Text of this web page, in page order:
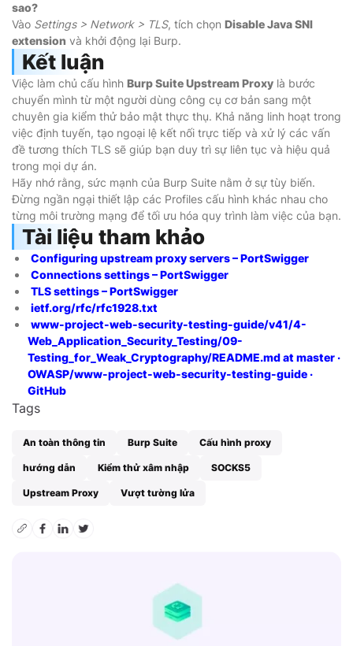
sao?
Vào Settings > Network > TLS, tích chọn Disable Java SNI
extension và khởi động lại Burp.
Kết luận
Việc làm chủ cấu hình Burp Suite Upstream Proxy là bước
chuyển mình từ một người dùng công cụ cơ bản sang một
chuyên gia kiểm thử bảo mật thực thụ. Khả năng linh hoạt trong
việc định tuyến, tạo ngoại lệ kết nối trực tiếp và xử lý các vấn
đề tương thích TLS sẽ giúp bạn duy trì sự liên tục và hiệu quả
trong mọi dự án.
Hãy nhớ rằng, sức mạnh của Burp Suite nằm ở sự tùy biến.
Đừng ngần ngại thiết lập các Profiles cấu hình khác nhau cho
từng môi trường mạng để tối ưu hóa quy trình làm việc của bạn.
Tài liệu tham khảo
Configuring upstream proxy servers – PortSwigger
Connections settings – PortSwigger
TLS settings – PortSwigger
ietf.org/rfc/rfc1928.txt
www-project-web-security-testing-guide/v41/4-
Web_Application_Security_Testing/09-
Testing_for_Weak_Cryptography/README.md at master ·
OWASP/www-project-web-security-testing-guide ·
GitHub
Tags
An toàn thông tin Burp Suite Cấu hình proxy
hướng dẫn Kiểm thử xâm nhập SOCKS5
Upstream Proxy Vượt tường lửa